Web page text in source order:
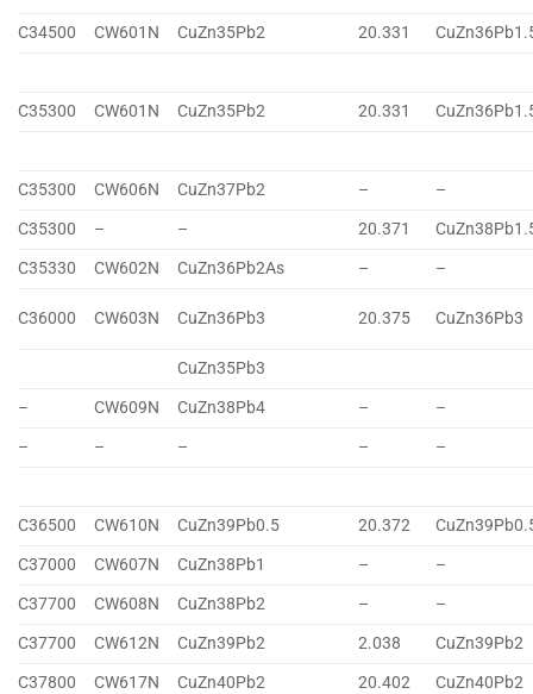
C34500
CW601N CuZn35Pb2 20.331
C35300 CW601N CuZn35Pb2 20.331
C35300 CW606N CuZn37Pb2 –
–
C35300
– – 20.371
C35330
CW602N CuZn36Pb2As – –
C36000 CW603N CuZn36Pb3 20.375 CuZn36Pb3
CuZn35Pb3
–
CW609N CuZn38Pb4 –
–
–
– – – –
C36500 CW610N CuZn39Pb0.5 20.372
C37000
CW607N CuZn38Pb1 –
–
C37700
CW608N CuZn38Pb2 –
–
C37700
CW612N CuZn39Pb2 2.038
CuZn39Pb2
C37800
CW617N CuZn40Pb2 20.402 CuZn40Pb2